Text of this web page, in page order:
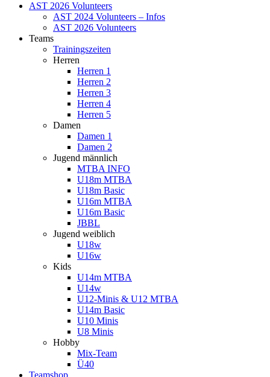
AST 2026 Volunteers
AST 2024 Volunteers – Infos
AST 2026 Volunteers
Teams
Trainingszeiten
Herren
Herren 1
Herren 2
Herren 3
Herren 4
Herren 5
Damen
Damen 1
Damen 2
Jugend männlich
MTBA INFO
U18m MTBA
U18m Basic
U16m MTBA
U16m Basic
JBBL
Jugend weiblich
U18w
U16w
Kids
U14m MTBA
U14w
U12-Minis & U12 MTBA
U14m Basic
U10 Minis
U8 Minis
Hobby
Mix-Team
Ü40
Teamshop